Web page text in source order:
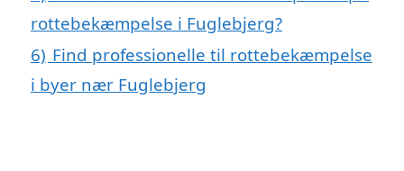
rottebekæmpelse i Fuglebjerg?
6) Find professionelle til rottebekæmpelse
i byer nær Fuglebjerg